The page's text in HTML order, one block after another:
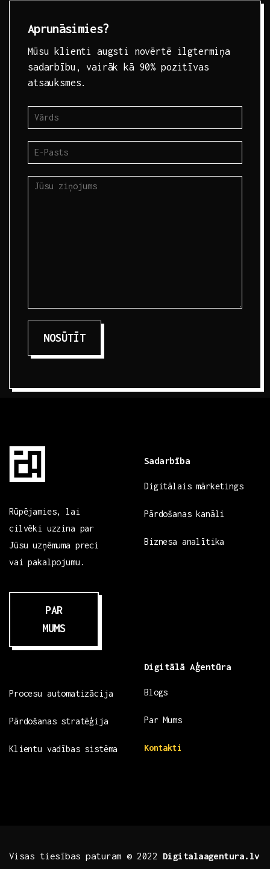
Aprunāsimies?
Mūsu klienti augsti novērtē ilgtermiņa
sadarbību, vairāk kā 90% pozitīvas
atsauksmes.
NOSŪTĪT
Rūpējamies, lai
cilvēki uzzina par
Jūsu uzņēmuma preci
vai pakalpojumu.
PAR
MUMS
Sadarbība
Digitālais mārketings
Pārdošanas kanāli
Biznesa analītika
Procesu automatizācija
Pārdošanas stratēģija
Klientu vadības sistēma
Digitālā Aģentūra
Blogs
Par Mums
Kontakti
Visas tiesības paturam © 2022 Digitalaagentura.lv